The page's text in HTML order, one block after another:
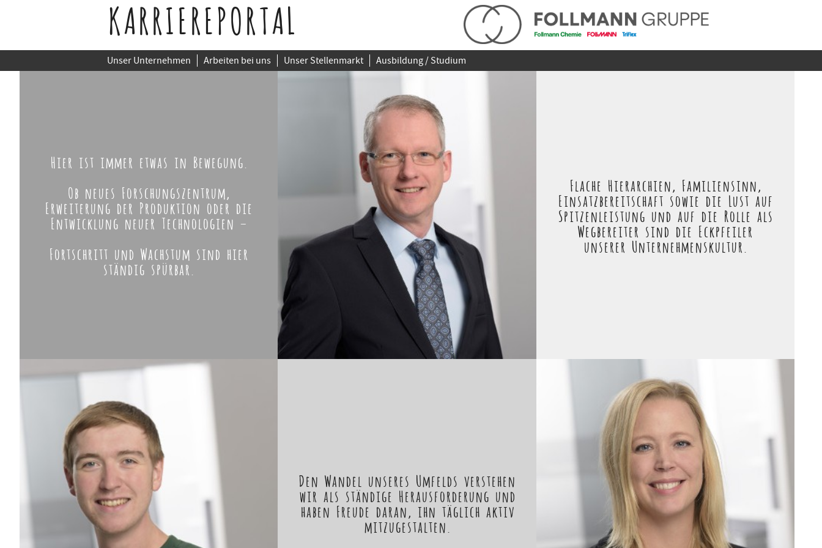
KARRIEREPORTAL
Unser Unternehmen Arbeiten bei uns Unser Stellenmarkt Ausbildung / Studium
Hier ist immer etwas in Bewegung.
Ob neues Forschungszentrum,
Erweiterung der Produktion oder die
Entwicklung neuer Technologien –
Fortschritt und Wachstum sind hier
ständig spürbar.
Flache Hierarchien, Familiensinn,
Einsatzbereitschaft sowie die Lust auf
Spitzenleistung und auf die Rolle als
Wegbereiter sind die Eckpfeiler
unserer Unternehmenskultur.
Den Wandel unseres Umfelds verstehen
wir als ständige Herausforderung und
haben Freude daran, ihn täglich aktiv
mitzugestalten.